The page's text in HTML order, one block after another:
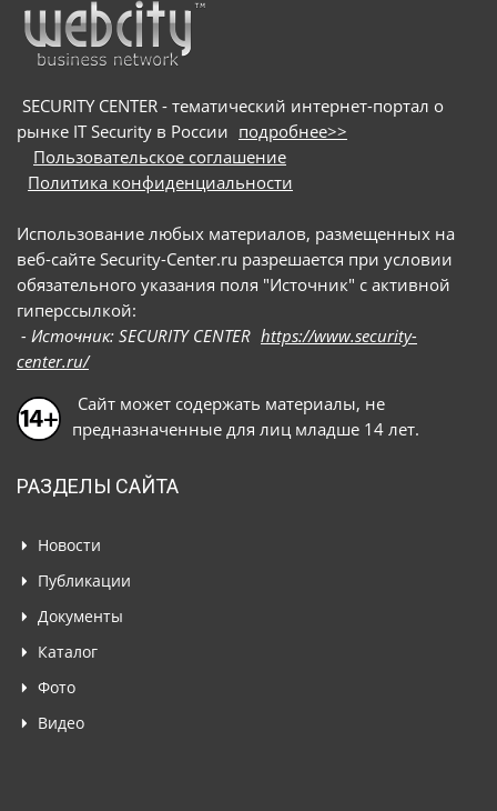
SECURITY CENTER - тематический интернет-портал о
рынке IT Security в России подробнее>>
Пользовательское соглашение
Политика конфиденциальности
Использование любых материалов, размещенных на
веб-сайте Security-Center.ru разрешается при условии
обязательного указания поля "Источник" с активной
гиперссылкой:
- Источник: SECURITY CENTER https://www.security-
center.ru/
Сайт может содержать материалы, не
предназначенные для лиц младше 14 лет.
РАЗДЕЛЫ САЙТА
Новости
Публикации
Документы
Каталог
Фото
Видео